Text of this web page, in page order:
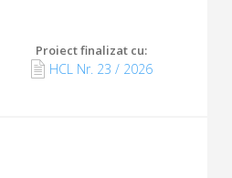
Proiect finalizat cu:
HCL Nr. 23 / 2026